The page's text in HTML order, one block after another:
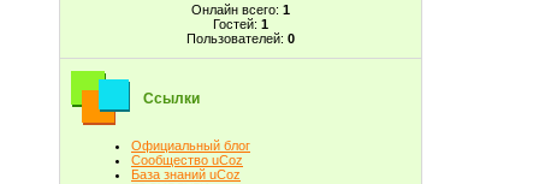
Онлайн всего: 1
Гостей: 1
Пользователей: 0
Ссылки
Официальный блог
Сообщество uCoz
База знаний uCoz